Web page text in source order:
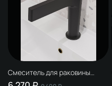
Смеситель для раковины
STWORKI Аулум S06010BG